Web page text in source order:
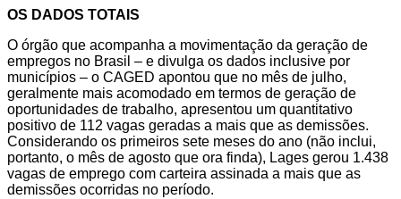
OS DADOS TOTAIS
O órgão que acompanha a movimentação da geração de
empregos no Brasil – e divulga os dados inclusive por
municípios – o CAGED apontou que no mês de julho,
geralmente mais acomodado em termos de geração de
oportunidades de trabalho, apresentou um quantitativo
positivo de 112 vagas geradas a mais que as demissões.
Considerando os primeiros sete meses do ano (não inclui,
portanto, o mês de agosto que ora finda), Lages gerou 1.438
vagas de emprego com carteira assinada a mais que as
demissões ocorridas no período.